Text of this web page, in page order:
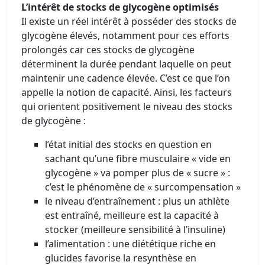
L’intérêt de stocks de glycogène optimisés
Il existe un réel intérêt à posséder des stocks de
glycogène élevés, notamment pour ces efforts
prolongés car ces stocks de glycogène
déterminent la durée pendant laquelle on peut
maintenir une cadence élevée. C’est ce que l’on
appelle la notion de capacité. Ainsi, les facteurs
qui orientent positivement le niveau des stocks
de glycogène :
l’état initial des stocks en question en
sachant qu’une fibre musculaire « vide en
glycogène » va pomper plus de « sucre » :
c’est le phénomène de « surcompensation »
le niveau d’entraînement : plus un athlète
est entraîné, meilleure est la capacité à
stocker (meilleure sensibilité à l’insuline)
l’alimentation : une diététique riche en
glucides favorise la resynthèse en